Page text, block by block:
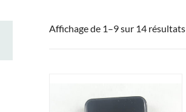
Affichage de 1–9 sur 14 résultats